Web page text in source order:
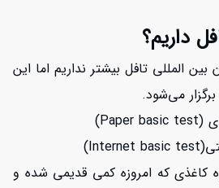
داریم؟
المللی تافل بیشتر نداریم اما این
کاغذی که امروزه کمی قدیمی شده و